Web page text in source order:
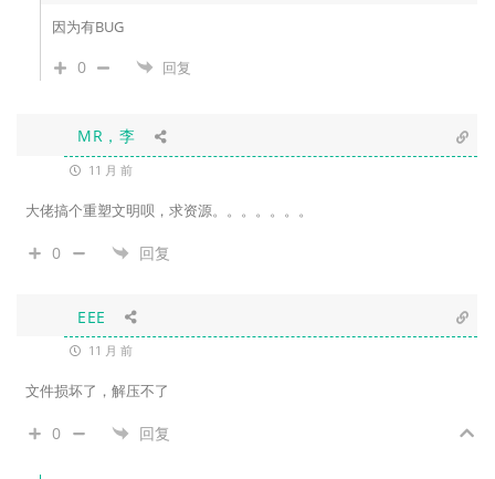
因为有BUG
0 回复
MR，李
11 月 前
大佬搞个重塑文明呗，求资源。。。。。。。
0 回复
EEE
11 月 前
文件损坏了，解压不了
0 回复